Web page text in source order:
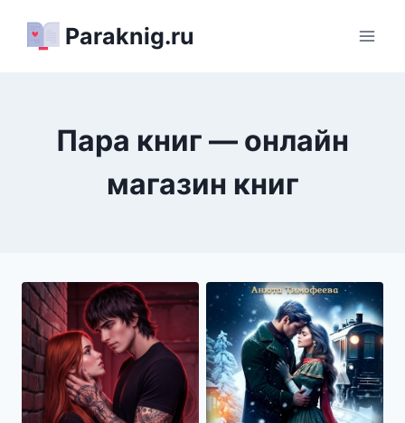
Paraknig.ru
Пара книг — онлайн
магазин книг